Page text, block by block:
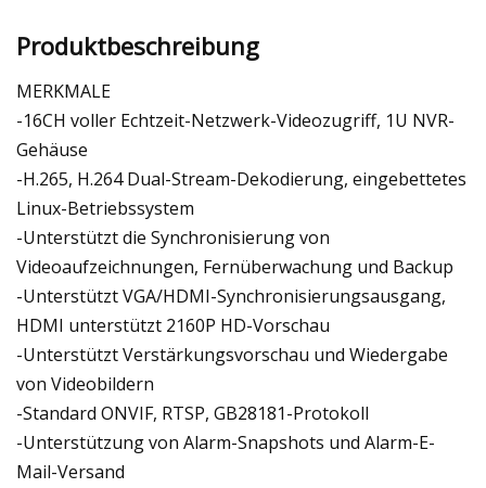
Produktbeschreibung
MERKMALE
-16CH voller Echtzeit-Netzwerk-Videozugriff, 1U NVR-
Gehäuse
-H.265, H.264 Dual-Stream-Dekodierung, eingebettetes
Linux-Betriebssystem
-Unterstützt die Synchronisierung von
Videoaufzeichnungen, Fernüberwachung und Backup
-Unterstützt VGA/HDMI-Synchronisierungsausgang,
HDMI unterstützt 2160P HD-Vorschau
-Unterstützt Verstärkungsvorschau und Wiedergabe
von Videobildern
-Standard ONVIF, RTSP, GB28181-Protokoll
-Unterstützung von Alarm-Snapshots und Alarm-E-
Mail-Versand